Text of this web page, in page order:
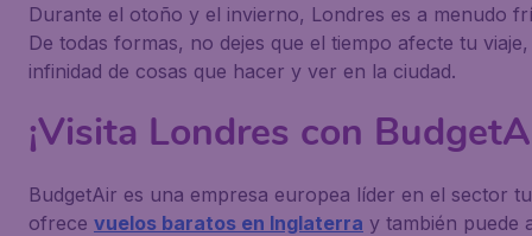
Durante el otoño y el invierno, Londres es a menudo
De todas formas, no dejes que el tiempo afecte tu
infinidad de cosas que hacer y ver en la ciudad.
¡Visita Londres con
BudgetAir es una empresa europea líder en el sector
ofrece vuelos baratos en Inglaterra y también puede